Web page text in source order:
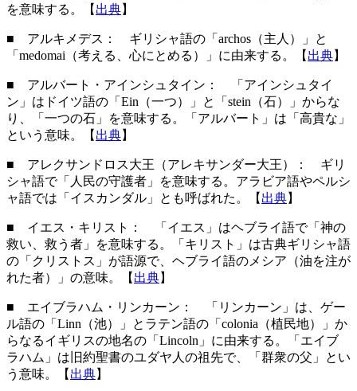
を意味する。【 出典】
■ アルキメデス： ギリシャ語の「archos（主人）」と
「medomai（考える、心にとめる）」に由来する。【 出典】
■ アルバート・アインシュタイン： 「アインシュタイ
ン」はドイツ語の「Ein（一つ）」と「stein（石）」からな
り、「一つの石」を意味する。「アルバート」は「高貴な」
という意味。【 出典】
■ アレクサンドロス大王（アレキサンダー大王）： ギリ
シャ語で「人民の守護者」を意味する。アラビア語やペルシ
ャ語では「イスカンダル」とも呼ばれた。【 出典】
■ イエス・キリスト： 「イエス」はヘブライ語で「神の
救い、救う者」を意味する。「キリスト」は古典ギリシャ語
の「クリストス」が語源で、ヘブライ語のメシア（油を注が
れた者）」の意味。【 出典】
■ エイブラハム・リンカーン： 「リンカーン」は、ゲー
ル語の「Linn（池）」とラテン語の「colonia（植民地）」か
らなるイギリスの地名の「Lincoln」に由来する。「エイブ
ラハム」は旧約聖書のユダヤ人の祖先で、「群衆の父」とい
う意味。【 出典】